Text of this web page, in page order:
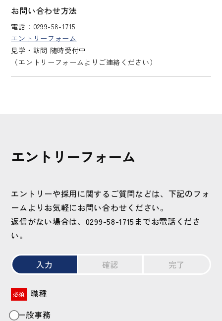
お問い合わせ方法
電話：0299-58-1715
エントリーフォーム
見学・訪問 随時受付中
（エントリーフォームよりご連絡ください）
エントリーフォーム
エントリーや採用に関するご質問などは、下記のフォ
ームよりお気軽にお問い合わせください。
返信がない場合は、0299-58-1715までお電話くださ
い。
入力 確認 完了
必須
職種
一般事務